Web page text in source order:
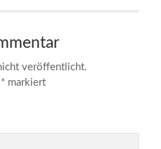
veröffentlicht.
* markiert